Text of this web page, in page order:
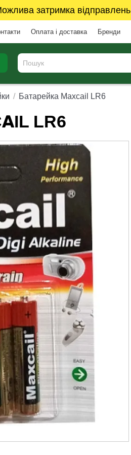
затримка відправлень
Оплата і доставка Бренди
Батарейка Maxcail LR6
LR6